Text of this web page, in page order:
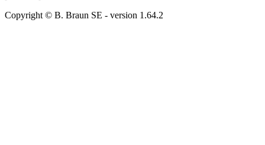
Copyright © B. Braun SE - version 1.64.2